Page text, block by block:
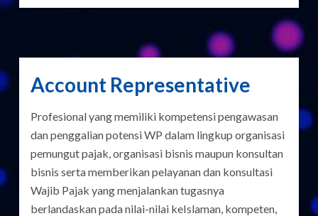
Account Representative
Profesional yang memiliki kompetensi pengawasan
dan penggalian potensi WP dalam lingkup organisasi
pemungut pajak, organisasi bisnis maupun konsultan
bisnis serta memberikan pelayanan dan konsultasi
Wajib Pajak yang menjalankan tugasnya
berlandaskan pada nilai-nilai keIslaman, kompeten,